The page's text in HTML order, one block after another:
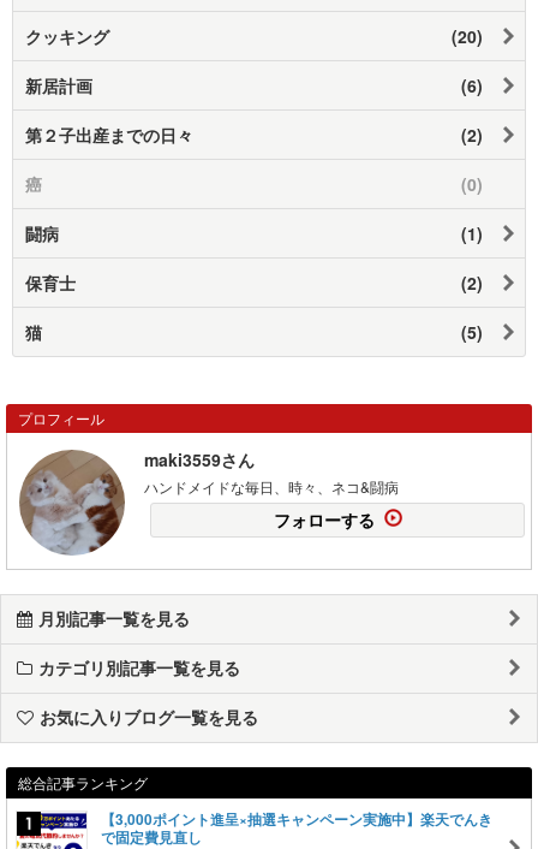
クッキング (20)
新居計画 (6)
第２子出産までの日々 (2)
癌 (0)
闘病 (1)
保育士 (2)
猫 (5)
プロフィール
maki3559さん
ハンドメイドな毎日、時々、ネコ&闘病
フォローする
月別記事一覧を見る
カテゴリ別記事一覧を見る
お気に入りブログ一覧を見る
総合記事ランキング
【3,000ポイント進呈×抽選キャンペーン実施中】楽天でんき
で固定費見直し